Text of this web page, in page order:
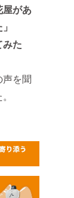
屋があ
みた
を聞